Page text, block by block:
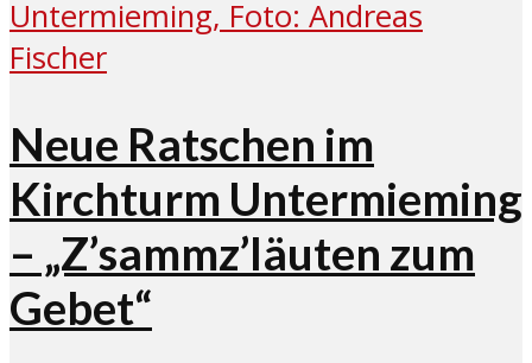
Neue Ratschen im
Kirchturm Untermieming
– „Z’sammz’läuten zum
Gebet“